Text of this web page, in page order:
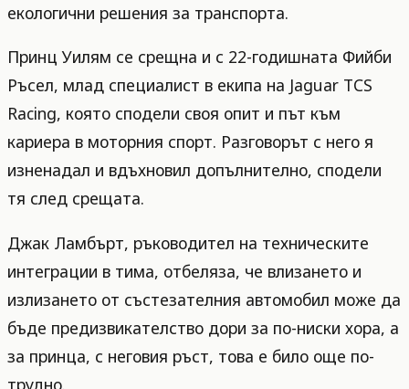
екологични решения за транспорта.
Принц Уилям се срещна и с 22-годишната Фийби
Ръсел, млад специалист в екипа на Jaguar TCS
Racing, която сподели своя опит и път към
кариера в моторния спорт. Разговорът с него я
изненадал и вдъхновил допълнително, сподели
тя след срещата.
Джак Ламбърт, ръководител на техническите
интеграции в тима, отбеляза, че влизането и
излизането от състезателния автомобил може да
бъде предизвикателство дори за по-ниски хора, а
за принца, с неговия ръст, това е било още по-
трудно.